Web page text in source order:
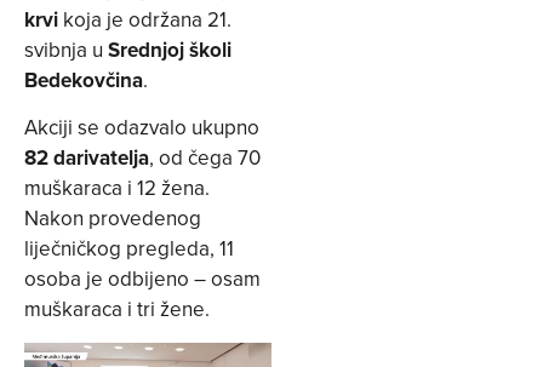
krvi koja je održana 21.
svibnja u Srednjoj školi
Bedekovčina.
Akciji se odazvalo ukupno
82 darivatelja, od čega 70
muškaraca i 12 žena.
Nakon provedenog
liječničkog pregleda, 11
osoba je odbijeno – osam
muškaraca i tri žene.